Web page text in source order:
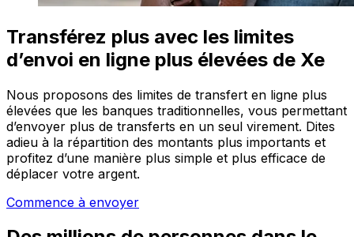
Transférez plus avec les limites
d’envoi en ligne plus élevées de Xe
Nous proposons des limites de transfert en ligne plus
élevées que les banques traditionnelles, vous permettant
d’envoyer plus de transferts en un seul virement. Dites
adieu à la répartition des montants plus importants et
profitez d’une manière plus simple et plus efficace de
déplacer votre argent.
Commence à envoyer